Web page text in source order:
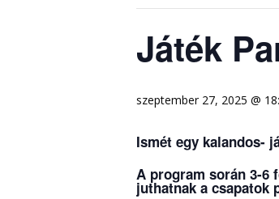
Játék
szeptember 27, 2025 @
Ismét egy kalandos-
A program során 3-6
juthatnak a csapatok